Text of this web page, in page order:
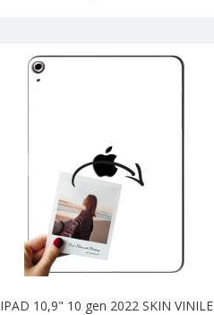
IPAD 10,9" 10 gen 2022 SKIN VINILE